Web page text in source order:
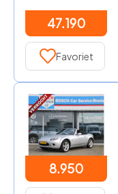
47.190
Favoriet
8.950